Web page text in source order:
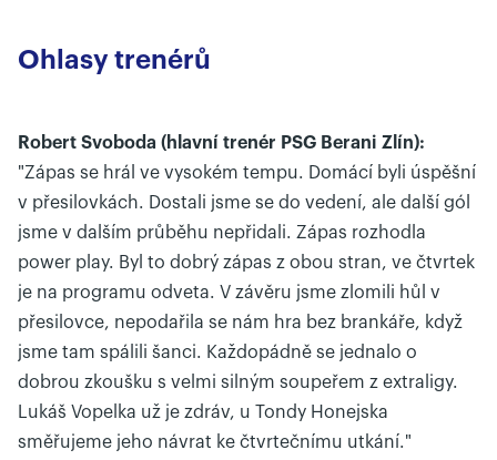
Ohlasy trenérů
Robert Svoboda (hlavní trenér PSG Berani Zlín):
"Zápas se hrál ve vysokém tempu. Domácí byli úspěšní
v přesilovkách. Dostali jsme se do vedení, ale další gól
jsme v dalším průběhu nepřidali. Zápas rozhodla
power play. Byl to dobrý zápas z obou stran, ve čtvrtek
je na programu odveta. V závěru jsme zlomili hůl v
přesilovce, nepodařila se nám hra bez brankáře, když
jsme tam spálili šanci. Každopádně se jednalo o
dobrou zkoušku s velmi silným soupeřem z extraligy.
Lukáš Vopelka už je zdráv, u Tondy Honejska
směřujeme jeho návrat ke čtvrtečnímu utkání."